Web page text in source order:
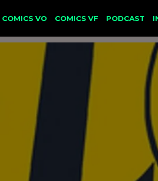
COMICS VO COMICS VF PODCAST